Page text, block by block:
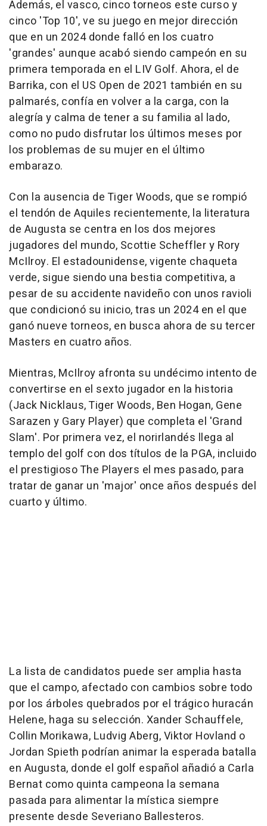
Además, el vasco, cinco torneos este curso y
cinco 'Top 10', ve su juego en mejor dirección
que en un 2024 donde falló en los cuatro
'grandes' aunque acabó siendo campeón en su
primera temporada en el LIV Golf. Ahora, el de
Barrika, con el US Open de 2021 también en su
palmarés, confía en volver a la carga, con la
alegría y calma de tener a su familia al lado,
como no pudo disfrutar los últimos meses por
los problemas de su mujer en el último
embarazo.
Con la ausencia de Tiger Woods, que se rompió
el tendón de Aquiles recientemente, la literatura
de Augusta se centra en los dos mejores
jugadores del mundo, Scottie Scheffler y Rory
McIlroy. El estadounidense, vigente chaqueta
verde, sigue siendo una bestia competitiva, a
pesar de su accidente navideño con unos ravioli
que condicionó su inicio, tras un 2024 en el que
ganó nueve torneos, en busca ahora de su tercer
Masters en cuatro años.
Mientras, McIlroy afronta su undécimo intento de
convertirse en el sexto jugador en la historia
(Jack Nicklaus, Tiger Woods, Ben Hogan, Gene
Sarazen y Gary Player) que completa el 'Grand
Slam'. Por primera vez, el norirlandés llega al
templo del golf con dos títulos de la PGA, incluido
el prestigioso The Players el mes pasado, para
tratar de ganar un 'major' once años después del
cuarto y último.
La lista de candidatos puede ser amplia hasta
que el campo, afectado con cambios sobre todo
por los árboles quebrados por el trágico huracán
Helene, haga su selección. Xander Schauffele,
Collin Morikawa, Ludvig Aberg, Viktor Hovland o
Jordan Spieth podrían animar la esperada batalla
en Augusta, donde el golf español añadió a Carla
Bernat como quinta campeona la semana
pasada para alimentar la mística siempre
presente desde Severiano Ballesteros.